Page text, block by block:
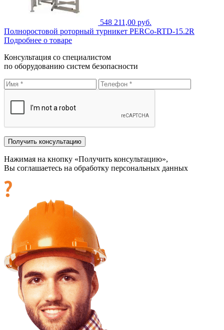
548 211,00 руб.
Полноростовой роторный турникет PERCo-RTD-15.2R
Подробнее о товаре
Консультация со специалистом
по оборудованию систем безопасности
Нажимая на кнопку «Получить консультацию»,
Вы соглашаетесь на обработку персональных данных